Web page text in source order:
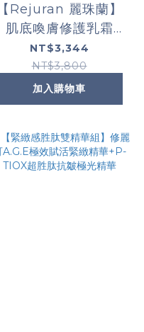
【Rejuran 麗珠蘭】
肌底喚膚修護乳霜
50ml (限定通路)
NT$3,344
NT$3,800
加入購物車